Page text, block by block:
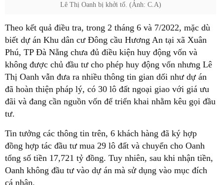
Lê Thị Oanh bị khởi tố. (Ảnh: C.A)
Theo kết quả điều tra, trong 2 tháng 6 và 7/2022, mặc dù
biết dự án Khu dân cư Đông cầu Hương An tại xã Xuân
Phú, TP Đà Nẵng chưa đủ điều kiện huy động vốn và
không được chủ đầu tư cho phép huy động vốn nhưng Lê
Thị Oanh vẫn đưa ra nhiều thông tin gian dối như dự án
đã hoàn thiện pháp lý, có 30 lô đất ngoại giao với giá ưu
đãi và đang cần nguồn vốn để triển khai nhằm kêu gọi đầu
tư.
Tin tưởng các thông tin trên, 6 khách hàng đã ký hợp
đồng hợp tác đầu tư mua 29 lô đất và chuyển cho Oanh
tổng số tiền 17,721 tỷ đồng. Tuy nhiên, sau khi nhận tiền,
Oanh không đầu tư vào dự án mà sử dụng vào mục đích
cá nhân.